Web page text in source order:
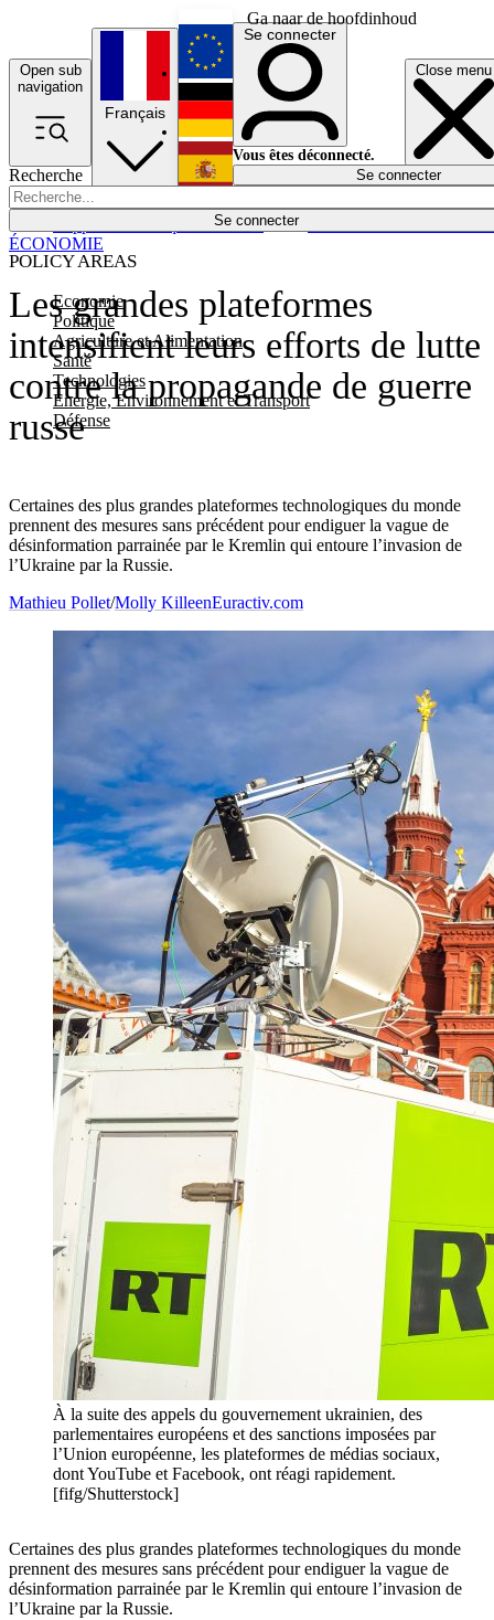
Ga naar de hoofdinhoud
Open sub
navigation
Close menu
Recherche
Se connecter
POLICY AREAS
Economie
Politique
Agriculture et Alimentation
Santé
Technologies
Energie, Environnement et Transport
Défense
Économie
Français
English
Deutsch
Español
Se connecter
Vous êtes déconnecté.
Se connecter
Les grandes plateformes
intensifient leurs efforts de lutte
contre la propagande de guerre
russe
Certaines des plus grandes plateformes technologiques du monde
prennent des mesures sans précédent pour endiguer la vague de
désinformation parrainée par le Kremlin qui entoure l’invasion de
l’Ukraine par la Russie.
ÉCONOMIE
Mathieu Pollet/Molly KilleenEuractiv.com
À la suite des appels du gouvernement ukrainien, des
parlementaires européens et des sanctions imposées par
l’Union européenne, les plateformes de médias sociaux,
dont YouTube et Facebook, ont réagi rapidement.
[fifg/Shutterstock]
Certaines des plus grandes plateformes technologiques du monde
prennent des mesures sans précédent pour endiguer la vague de
désinformation parrainée par le Kremlin qui entoure l’invasion de
l’Ukraine par la Russie.